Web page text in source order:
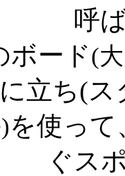
呼
ボード(
立ち(ス
を使っ
ぐス